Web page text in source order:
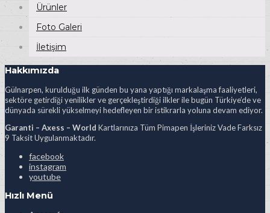
Ürünler
Foto Galeri
İletişim
Hakkımızda
Gülnarpen, kurulduğu ilk günden bu yana yaptığı markalaşma faaliyetleri,
sektöre getirdiği yenilikler ve gerçekleştirdiği ilkler ile bugün Türkiye’de ve
dünyada sürekli yükselmeyi hedefleyen bir istikrarla yoluna devam ediyor.
Garanti – Axess – World Kartlarınıza Tüm Pimapen İşleriniz Vade Farksız
9 Taksit Uygulanmaktadır.
facebook
instagram
youtube
Hızlı Menü